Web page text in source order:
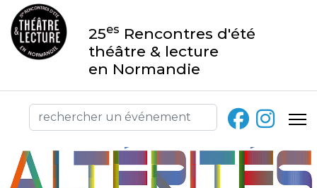
25es Rencontres d'été
théâtre & lecture
en Normandie